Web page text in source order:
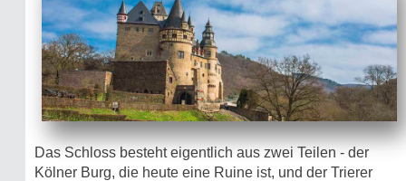
Das Schloss besteht eigentlich aus zwei Teilen - der
Kölner Burg, die heute eine Ruine ist, und der Trierer